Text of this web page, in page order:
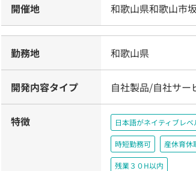
開催地 和歌山県和歌山市
勤務地 和歌山県
開発内容タイプ 自社製品/自社サー
特徴 日本語がネイティブレ
時短勤務可 産休育休
残業３０H以内